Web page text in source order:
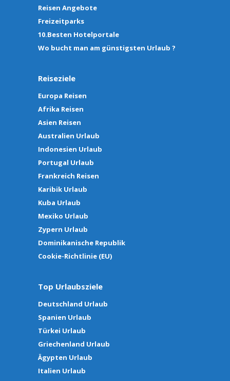
Reisen Angebote
Freizeitparks
10.Besten Hotelportale
Wo bucht man am günstigsten Urlaub ?
Reiseziele
Europa Reisen
Afrika Reisen
Asien Reisen
Australien Urlaub
Indonesien Urlaub
Portugal Urlaub
Frankreich Reisen
Karibik Urlaub
Kuba Urlaub
Mexiko Urlaub
Zypern Urlaub
Dominikanische Republik
Cookie-Richtlinie (EU)
Top Urlaubsziele
Deutschland Urlaub
Spanien Urlaub
Türkei Urlaub
Griechenland Urlaub
Ägypten Urlaub
Italien Urlaub